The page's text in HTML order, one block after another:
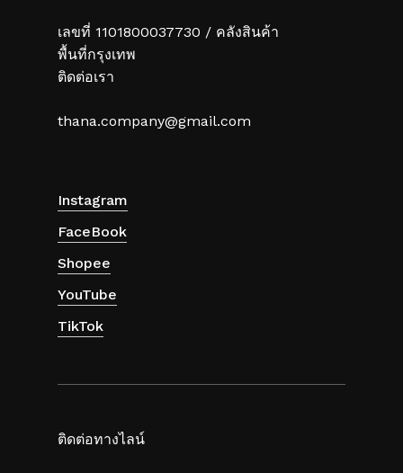
เลขที่ 1101800037730 / คลังสินค้า
พื้นที่กรุงเทพ
ติดต่อเรา
thana.company@gmail.com
Instagram
FaceBook
Shopee
YouTube
TikTok
ติดต่อทางไลน์